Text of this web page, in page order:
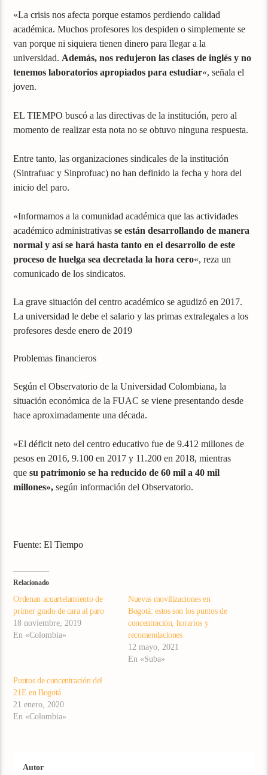
«La crisis nos afecta porque estamos perdiendo calidad
académica. Muchos profesores los despiden o simplemente se
van porque ni siquiera tienen dinero para llegar a la
universidad. Además, nos redujeron las clases de inglés y no
tenemos laboratorios apropiados para estudiar«, señala el
joven.
EL TIEMPO buscó a las directivas de la institución, pero al
momento de realizar esta nota no se obtuvo ninguna respuesta.
Entre tanto, las organizaciones sindicales de la institución
(Sintrafuac y Sinprofuac) no han definido la fecha y hora del
inicio del paro.
«Informamos a la comunidad académica que las actividades
académico administrativasse están desarrollando de manera
normal y así se hará hasta tanto en el desarrollo de este
proceso de huelga sea decretada la hora cero«, reza un
comunicado de los sindicatos.
La grave situación del centro académico se agudizó en 2017.
La universidad le debe el salario y las primas extralegales a los
profesores desde enero de 2019
Problemas financieros
Según el Observatorio de la Universidad Colombiana, la
situación económica de la FUAC se viene presentando desde
hace aproximadamente una década.
«El déficit neto del centro educativo fue de 9.412 millones de
pesos en 2016, 9.100 en 2017 y 11.200 en 2018, mientras
quesu patrimonio se ha reducido de 60 mil a 40 mil
millones», según información del Observatorio.
Fuente: El Tiempo
Relacionado
Ordenan acuartelamiento de
primer grado de cara al paro
18 noviembre, 2019
En «Colombia»
Nuevas movilizaciones en
Bogotá: estos son los puntos de
concentración, horarios y
recomendaciones
12 mayo, 2021
En «Suba»
Puntos de concentración del
21E en Bogotá
21 enero, 2020
En «Colombia»
Autor